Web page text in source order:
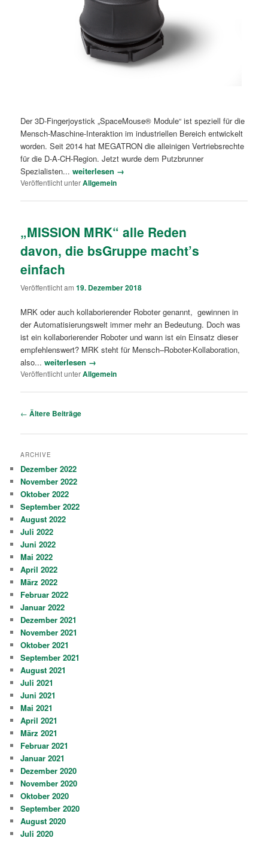
Der 3D-Fingerjoystick „SpaceMouse® Module“ ist speziell für die
Mensch-Maschine-Interaktion im industriellen Bereich entwickelt
worden. Seit 2014 hat MEGATRON die alleinigen Vertriebsrechte
für die D-A-CH-Region. Jetzt wurde dem Putzbrunner
Spezialisten...weiterlesen →
Veröffentlicht unterAllgemein
„MISSION MRK“ alle Reden
davon, die bsGruppe macht’s
einfach
Veröffentlicht am19. Dezember 2018
MRK oder auch kollaborierender Roboter genannt, gewinnen in
der Automatisierungswelt immer mehr an Bedeutung. Doch was
ist ein kollaborierender Roboter und wann ist ein Einsatz dieser
empfehlenswert? MRK steht für Mensch–Roboter-Kollaboration,
also...weiterlesen →
Veröffentlicht unterAllgemein
Artikelnavigation
← Ältere Beiträge
ARCHIVE
Dezember 2022
November 2022
Oktober 2022
September 2022
August 2022
Juli 2022
Juni 2022
Mai 2022
April 2022
März 2022
Februar 2022
Januar 2022
Dezember 2021
November 2021
Oktober 2021
September 2021
August 2021
Juli 2021
Juni 2021
Mai 2021
April 2021
März 2021
Februar 2021
Januar 2021
Dezember 2020
November 2020
Oktober 2020
September 2020
August 2020
Juli 2020